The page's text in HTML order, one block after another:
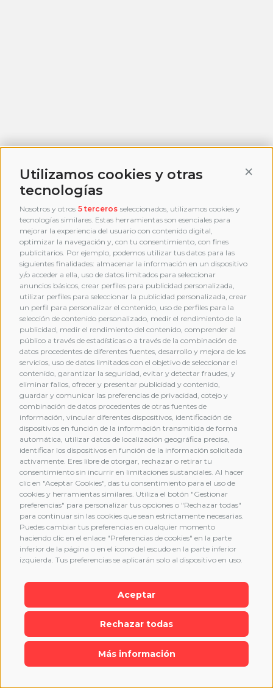
Utilizamos cookies y otras
tecnologías
Nosotros y otros 5 terceros seleccionados, utilizamos cookies y
tecnologías similares. Estas herramientas son esenciales para
mejorar la experiencia del usuario con contenido digital,
optimizar la navegación y, con tu consentimiento, con fines
publicitarios. Por ejemplo, podemos utilizar tus datos para las
siguientes finalidades: almacenar la información en un dispositivo
y/o acceder a ella, uso de datos limitados para seleccionar
anuncios básicos, crear perfiles para publicidad personalizada,
utilizar perfiles para seleccionar la publicidad personalizada, crear
un perfil para personalizar el contenido, uso de perfiles para la
selección de contenido personalizado, medir el rendimiento de la
publicidad, medir el rendimiento del contenido, comprender al
público a través de estadísticas o a través de la combinación de
datos procedentes de diferentes fuentes, desarrollo y mejora de los
servicios, uso de datos limitados con el objetivo de seleccionar el
contenido, garantizar la seguridad, evitar y detectar fraudes, y
eliminar fallos, ofrecer y presentar publicidad y contenido,
guardar y comunicar las preferencias de privacidad, cotejo y
combinación de datos procedentes de otras fuentes de
información, vincular diferentes dispositivos, identificación de
dispositivos en función de la información transmitida de forma
automática, utilizar datos de localización geográfica precisa,
identificar los dispositivos en función de la información solicitada
activamente. Eres libre de otorgar, rechazar o retirar tu
consentimiento sin incurrir en limitaciones sustanciales. Al hacer
clic en "Aceptar Cookies", das tu consentimiento para el uso de
cookies y herramientas similares. Utiliza el botón "Gestionar
preferencias" para personalizar tus opciones o "Rechazar todas"
para continuar sin las cookies que sean estrictamente necesarias.
Puedes cambiar tus preferencias en cualquier momento
haciendo clic en el enlace "Preferencias de cookies" en la parte
inferior de la página o en el icono del escudo en la parte inferior
izquierda. Tus preferencias se aplicarán solo al dispositivo en uso.
Aceptar
Rechazar todas
Más información